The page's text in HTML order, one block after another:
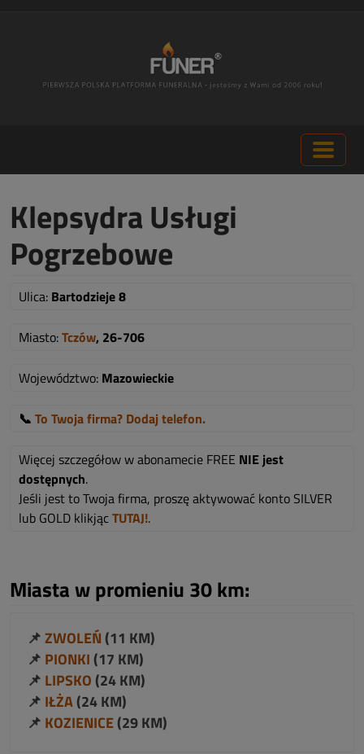
Klepsydra Usługi
Pogrzebowe
Ulica: Bartodzieje 8
Miasto:Tczów, 26-706
Województwo: Mazowieckie
📞 To Twoja firma? Dodaj telefon.
Więcej szczegółow w abonamecie FREE NIE jest
dostępnych.
Jeśli jest to Twoja firma, proszę aktywować konto SILVER
lub GOLD klikjącTUTAJ!.
Miasta w promieniu 30 km:
📌ZWOLEŃ(11 KM)
📌 PIONKI(17 KM)
📌 LIPSKO(24 KM)
📌 IŁŻA(24 KM)
📌 KOZIENICE(29 KM)